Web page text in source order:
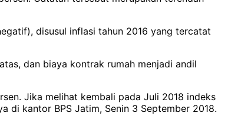
disusul inflasi tahun 2016 yang tercatat
dan biaya kontrak rumah menjadi andil
Jika melihat kembali pada Juli 2018 indeks
di kantor BPS Jatim, Senin 3 September 2018.